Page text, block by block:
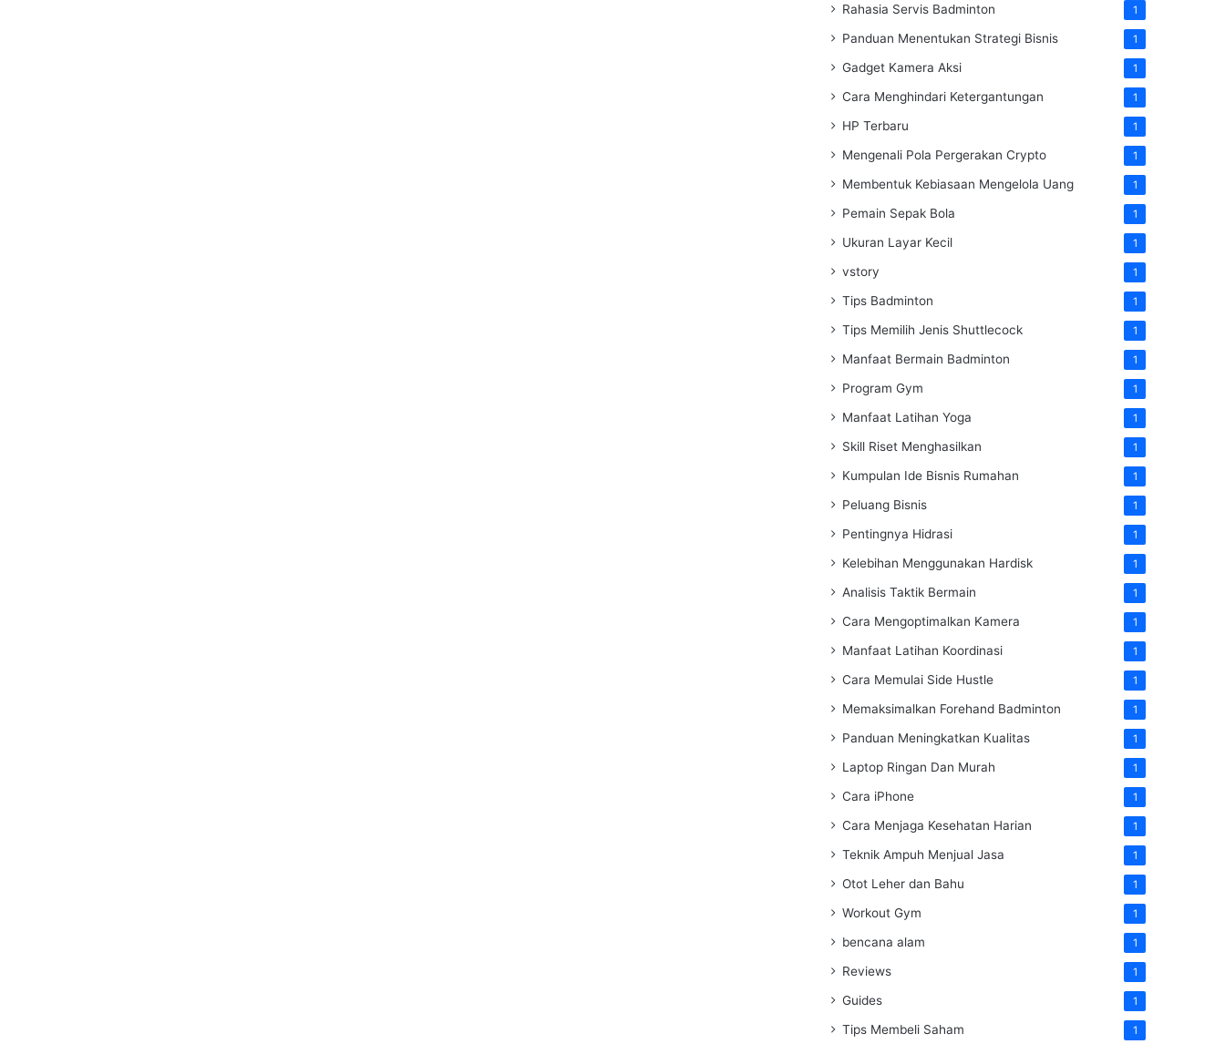
Rahasia Servis Badminton 1
Panduan Menentukan Strategi Bisnis 1
Gadget Kamera Aksi 1
Cara Menghindari Ketergantungan 1
HP Terbaru 1
Mengenali Pola Pergerakan Crypto 1
Membentuk Kebiasaan Mengelola Uang 1
Pemain Sepak Bola 1
Ukuran Layar Kecil 1
vstory 1
Tips Badminton 1
Tips Memilih Jenis Shuttlecock 1
Manfaat Bermain Badminton 1
Program Gym 1
Manfaat Latihan Yoga 1
Skill Riset Menghasilkan 1
Kumpulan Ide Bisnis Rumahan 1
Peluang Bisnis 1
Pentingnya Hidrasi 1
Kelebihan Menggunakan Hardisk 1
Analisis Taktik Bermain 1
Cara Mengoptimalkan Kamera 1
Manfaat Latihan Koordinasi 1
Cara Memulai Side Hustle 1
Memaksimalkan Forehand Badminton 1
Panduan Meningkatkan Kualitas 1
Laptop Ringan Dan Murah 1
Cara iPhone 1
Cara Menjaga Kesehatan Harian 1
Teknik Ampuh Menjual Jasa 1
Otot Leher dan Bahu 1
Workout Gym 1
bencana alam 1
Reviews 1
Guides 1
Tips Membeli Saham 1